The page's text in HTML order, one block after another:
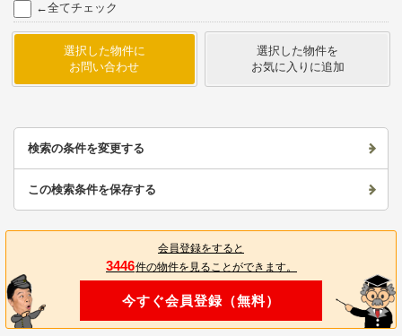
←全てチェック
選択した物件に
お問い合わせ
選択した物件を
お気に入りに追加
検索の条件を変更する
この検索条件を保存する
会員登録をすると
3446件の物件を見ることができます。
今すぐ会員登録（無料）